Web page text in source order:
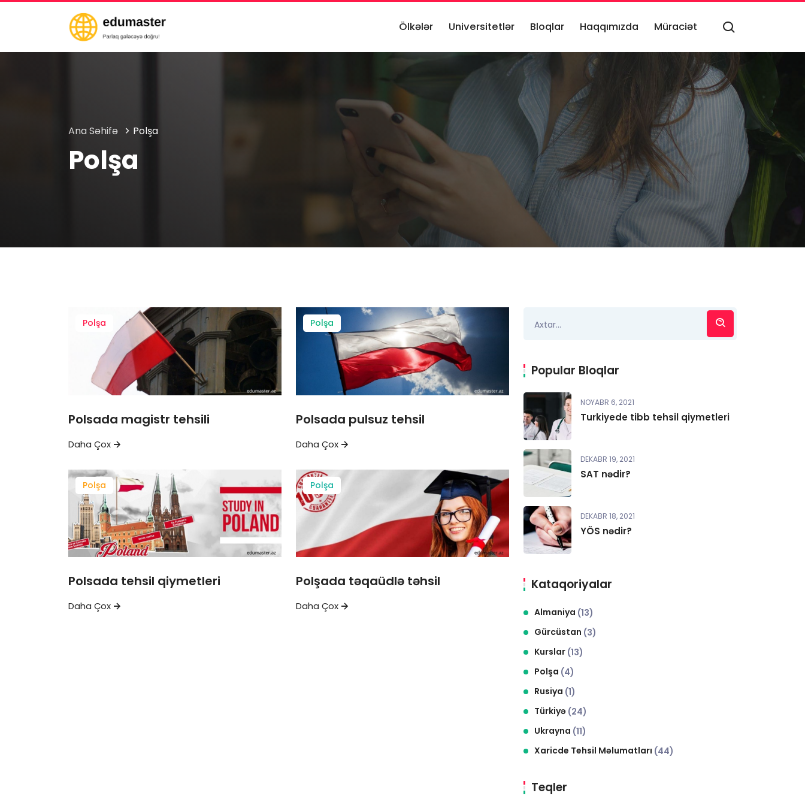
Ölkələr Universitetlər Bloqlar Haqqımızda Müraciət
Ana Səhifə Polşa
Polşa
Polşa
Polsada magistr tehsili
Daha Çox
Polşa
Polsada pulsuz tehsil
Daha Çox
Polşa
Polsada tehsil qiymetleri
Daha Çox
Polşa
Polşada təqaüdlə təhsil
Daha Çox
Popular Bloqlar
NOYABR 6, 2021
Turkiyede tibb tehsil qiymetleri
DEKABR 19, 2021
SAT nədir?
DEKABR 18, 2021
YÖS nədir?
Kataqoriyalar
Almaniya (13)
Gürcüstan (3)
Kurslar (13)
Polşa (4)
Rusiya (1)
Türkiyə (24)
Ukrayna (11)
Xaricde Tehsil Məlumatları (44)
Teqler